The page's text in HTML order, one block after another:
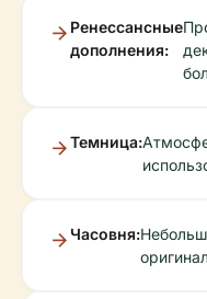
Ренессансные
дополнения:
Темница:
Часовня: